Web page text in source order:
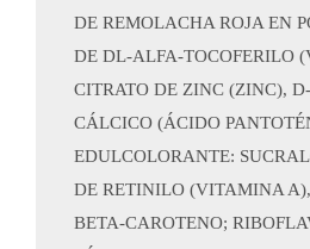
DE REMOLACHA ROJA EN
DE DL-ALFA-TOCOFERILO
CITRATO DE ZINC (ZINC),
CÁLCICO (ÁCIDO
EDULCOLORANTE:
DE RETINILO (VITAMINA
BETA-CAROTENO;